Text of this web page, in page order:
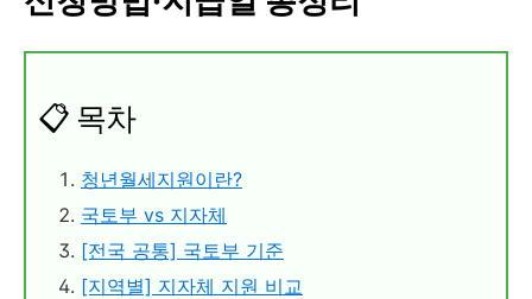
📋 목차
청년월세지원이란?
국토부 vs 지자체
[전국 공통] 국토부 기준
[지역별] 지자체 지원 비교